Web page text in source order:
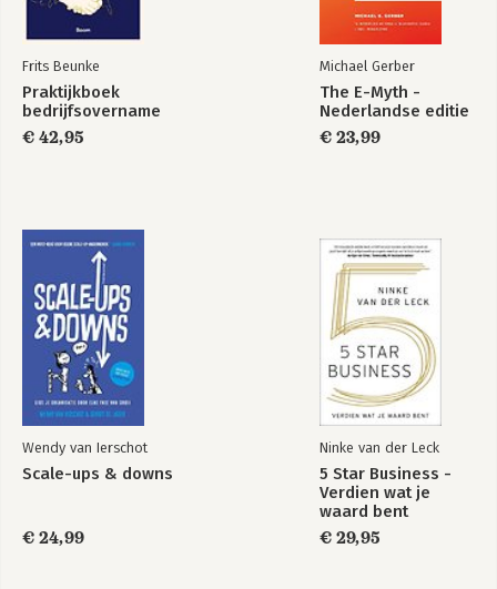
Frits Beunke
Praktijkboek
bedrijfsovername
€ 42,95
Michael Gerber
The E-Myth -
Nederlandse editie
€ 23,99
Wendy van Ierschot
Scale-ups & downs
€ 24,99
Ninke van der Leck
5 Star Business -
Verdien wat je
waard bent
€ 29,95